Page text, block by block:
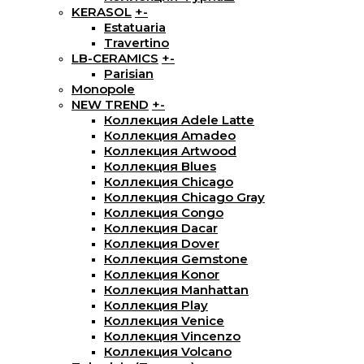
KERASOL +-
Estatuaria
Travertino
LB-CERAMICS +-
Parisian
Monopole
NEW TREND +-
Коллекция Adele Latte
Коллекция Amadeo
Коллекция Artwood
Коллекция Blues
Коллекция Chicago
Коллекция Chicago Gray
Коллекция Congo
Коллекция Dacar
Коллекция Dover
Коллекция Gemstone
Коллекция Konor
Коллекция Manhattan
Коллекция Play
Коллекция Venice
Коллекция Vincenzo
Коллекция Volcano